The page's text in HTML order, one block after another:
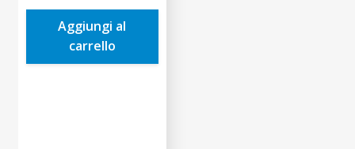
era:
14,90€.
è:
Aggiungi al
carrello